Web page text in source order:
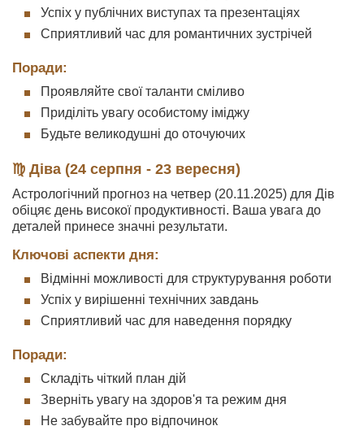
Успіх у публічних виступах та презентаціях
Сприятливий час для романтичних зустрічей
Поради:
Проявляйте свої таланти сміливо
Приділіть увагу особистому іміджу
Будьте великодушні до оточуючих
♍ Діва (24 серпня - 23 вересня)
Астрологічний прогноз на четвер (20.11.2025) для Дів
обіцяє день високої продуктивності. Ваша увага до
деталей принесе значні результати.
Ключові аспекти дня:
Відмінні можливості для структурування роботи
Успіх у вирішенні технічних завдань
Сприятливий час для наведення порядку
Поради:
Складіть чіткий план дій
Зверніть увагу на здоров'я та режим дня
Не забувайте про відпочинок